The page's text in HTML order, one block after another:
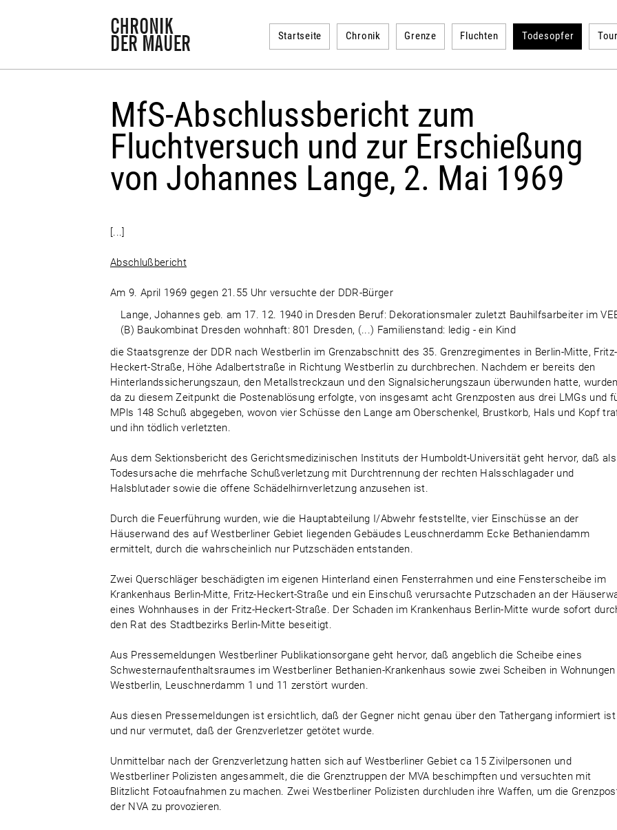
Startseite Chronik Grenze Fluchten Todesopfer Tour
MfS-Abschlussbericht zum
Fluchtversuch und zur Erschießung
von Johannes Lange, 2. Mai 1969
[...]
Abschlußbericht
Am 9. April 1969 gegen 21.55 Uhr versuchte der DDR-Bürger
Lange, Johannes geb. am 17. 12. 1940 in Dresden Beruf: Dekorationsmaler zuletzt Bauhilfsarbeiter im
(B) Baukombinat Dresden wohnhaft: 801 Dresden, (...) Familienstand: ledig - ein Kind
die Staatsgrenze der DDR nach Westberlin im Grenzabschnitt des 35. Grenzregimentes in Berlin-Mitte, Fritz-
Heckert-Straße, Höhe Adalbertstraße in Richtung Westberlin zu durchbrechen. Nachdem er bereits den
Hinterlandssicherungszaun, den Metallstreckzaun und den Signalsicherungszaun überwunden hatte,
da zu diesem Zeitpunkt die Postenablösung erfolgte, von insgesamt acht Grenzposten aus drei LMGs und
MPls 148 Schuß abgegeben, wovon vier Schüsse den Lange am Oberschenkel, Brustkorb, Hals und Kopf
und ihn tödlich verletzten.
Aus dem Sektionsbericht des Gerichtsmedizinischen Instituts der Humboldt-Universität geht hervor, daß als
Todesursache die mehrfache Schußverletzung mit Durchtrennung der rechten Halsschlagader und
Halsblutader sowie die offene Schädelhirnverletzung anzusehen ist.
Durch die Feuerführung wurden, wie die Hauptabteilung I/Abwehr feststellte, vier Einschüsse an der
Häuserwand des auf Westberliner Gebiet liegenden Gebäudes Leuschnerdamm Ecke Bethaniendamm
ermittelt, durch die wahrscheinlich nur Putzschäden entstanden.
Zwei Querschläger beschädigten im eigenen Hinterland einen Fensterrahmen und eine Fensterscheibe im
Krankenhaus Berlin-Mitte, Fritz-Heckert-Straße und ein Einschuß verursachte Putzschaden an der
eines Wohnhauses in der Fritz-Heckert-Straße. Der Schaden im Krankenhaus Berlin-Mitte wurde sofort
den Rat des Stadtbezirks Berlin-Mitte beseitigt.
Aus Pressemeldungen Westberliner Publikationsorgane geht hervor, daß angeblich die Scheibe eines
Schwesternaufenthaltsraumes im Westberliner Bethanien-Krankenhaus sowie zwei Scheiben in Wohnungen
Westberlin, Leuschnerdamm 1 und 11 zerstört wurden.
Aus diesen Pressemeldungen ist ersichtlich, daß der Gegner nicht genau über den Tathergang informiert ist
und nur vermutet, daß der Grenzverletzer getötet wurde.
Unmittelbar nach der Grenzverletzung hatten sich auf Westberliner Gebiet ca 15 Zivilpersonen und
Westberliner Polizisten angesammelt, die die Grenztruppen der MVA beschimpften und versuchten mit
Blitzlicht Fotoaufnahmen zu machen. Zwei Westberliner Polizisten durchluden ihre Waffen, um die
der NVA zu provozieren.